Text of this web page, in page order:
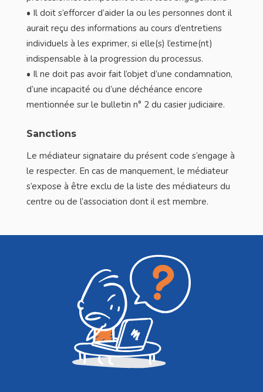
• Il doit s’efforcer d’aider la ou les personnes dont il
aurait reçu des informations au cours d’entretiens
individuels à les exprimer, si elle(s) l’estime(nt)
indispensable à la progression du processus.
• Il ne doit pas avoir fait l’objet d’une condamnation,
d’une incapacité ou d’une déchéance encore
mentionnée sur le bulletin n° 2 du casier judiciaire.
Sanctions
Le médiateur signataire du présent code s’engage à
le respecter. En cas de manquement, le médiateur
s’expose à être exclu de la liste des médiateurs du
centre ou de l’association dont il est membre.